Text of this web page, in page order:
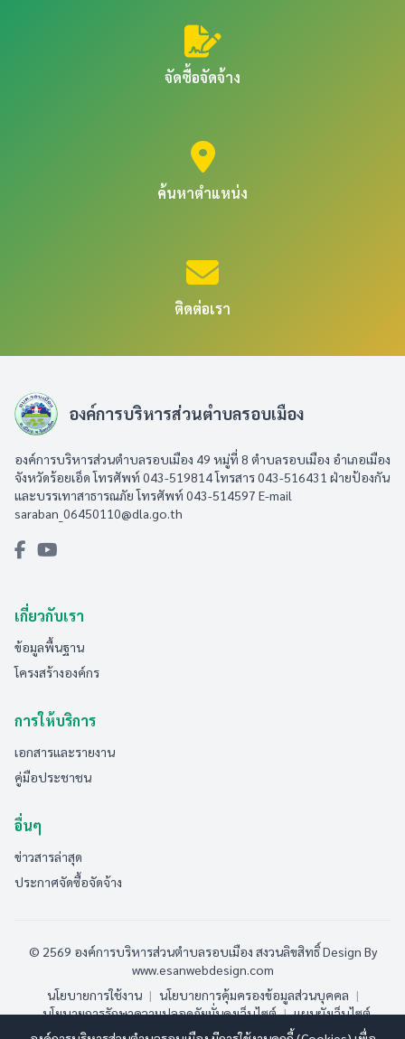
จัดซื้อจัดจ้าง
ค้นหาตำแหน่ง
ติดต่อเรา
องค์การบริหารส่วนตำบลรอบเมือง
องค์การบริหารส่วนตำบลรอบเมือง 49 หมู่ที่ 8 ตำบลรอบเมือง อำเภอเมือง
จังหวัดร้อยเอ็ด โทรศัพท์ 043-519814 โทรสาร 043-516431​ ฝ่ายป้องกัน
และบรรเทาสาธารณภัย โทรศัพท์ 043-514597 E-mail
saraban_06450110@dla.go.th
เกี่ยวกับเรา
ข้อมูลพื้นฐาน
โครงสร้างองค์กร
การให้บริการ
เอกสารและรายงาน
คู่มือประชาชน
อื่นๆ
ข่าวสารล่าสุด
ประกาศจัดซื้อจัดจ้าง
© 2569 องค์การบริหารส่วนตำบลรอบเมือง สงวนลิขสิทธิ์Design By
www.esanwebdesign.com
นโยบายการใช้งาน | นโยบายการคุ้มครองข้อมูลส่วนบุคคล |
นโยบายการรักษาความปลอดภัยมั่นคงเว็บไซต์ | แผนผังเว็บไซต์